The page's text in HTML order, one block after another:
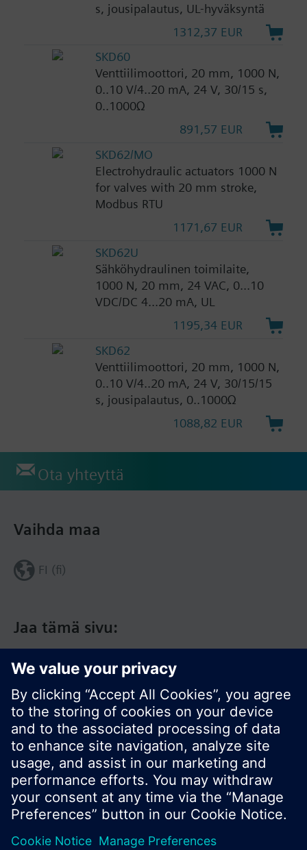
s, jousipalautus, UL-hyväksyntä
1312,37 EUR
SKD60
Venttiilimoottori, 20 mm, 1000 N,
0..10 V/4..20 mA, 24 V, 30/15 s,
0..1000Ω
891,57 EUR
SKD62/MO
Electrohydraulic actuators 1000 N
for valves with 20 mm stroke,
Modbus RTU
1171,67 EUR
SKD62U
Sähköhydraulinen toimilaite,
1000 N, 20 mm, 24 VAC, 0...10
VDC/DC 4...20 mA, UL
1195,34 EUR
SKD62
Venttiilimoottori, 20 mm, 1000 N,
0..10 V/4..20 mA, 24 V, 30/15/15
s, jousipalautus, 0..1000Ω
1088,82 EUR
Ota yhteyttä
Jaa tämä sivu:
Vaihda maa
FI (fi)
© Siemens Switzerland Ltd. 2017